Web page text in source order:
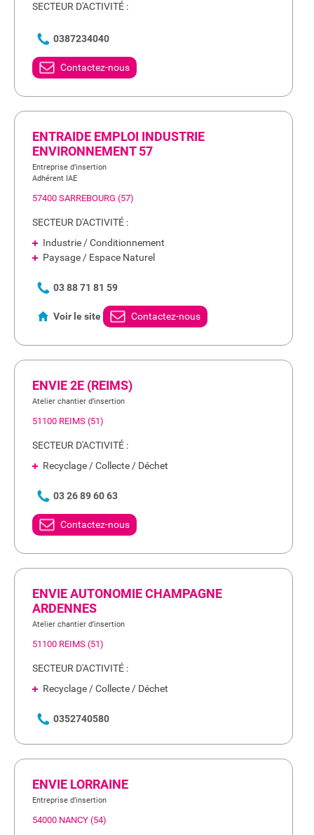
SECTEUR D'ACTIVITÉ :
0387234040
Contactez-nous
ENTRAIDE EMPLOI INDUSTRIE
ENVIRONNEMENT 57
Entreprise d’insertion
Adhérent IAE
57400 SARREBOURG (57)
SECTEUR D'ACTIVITÉ :
Industrie / Conditionnement
Paysage / Espace Naturel
03 88 71 81 59
Voir le site Contactez-nous
ENVIE 2E (REIMS)
Atelier chantier d’insertion
51100 REIMS (51)
SECTEUR D'ACTIVITÉ :
Recyclage / Collecte / Déchet
03 26 89 60 63
Contactez-nous
ENVIE AUTONOMIE CHAMPAGNE
ARDENNES
Atelier chantier d’insertion
51100 REIMS (51)
SECTEUR D'ACTIVITÉ :
Recyclage / Collecte / Déchet
0352740580
ENVIE LORRAINE
Entreprise d’insertion
54000 NANCY (54)